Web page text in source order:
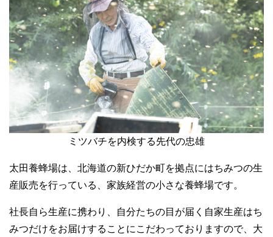
ミツバチを内検する先代の忠雄
太田養蜂場は、北海道の新ひだか町を拠点にはちみつの生
産販売を行っている、家族経営の小さな養蜂場です。
社長自ら生産に携わり、自分たちの目が届く自家生産はち
みつだけをお届けすることにこだわっておりますので、大